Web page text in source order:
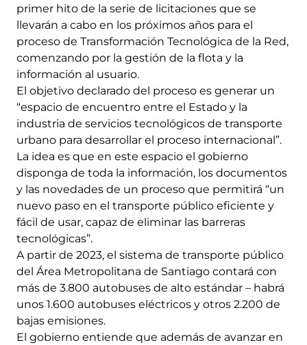
primer hito de la serie de licitaciones que se
llevarán a cabo en los próximos años para el
proceso de Transformación Tecnológica de la Red,
comenzando por la gestión de la flota y la
información al usuario.
El objetivo declarado del proceso es generar un
“espacio de encuentro entre el Estado y la
industria de servicios tecnológicos de transporte
urbano para desarrollar el proceso internacional”.
La idea es que en este espacio el gobierno
disponga de toda la información, los documentos
y las novedades de un proceso que permitirá “un
nuevo paso en el transporte público eficiente y
fácil de usar, capaz de eliminar las barreras
tecnológicas”.
A partir de 2023, el sistema de transporte público
del Área Metropolitana de Santiago contará con
más de 3.800 autobuses de alto estándar – habrá
unos 1.600 autobuses eléctricos y otros 2.200 de
bajas emisiones.
El gobierno entiende que además de avanzar en